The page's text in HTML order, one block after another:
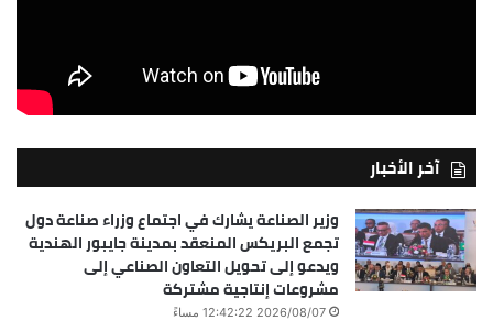
آخر الأخبار
وزير الصناعة يشارك في اجتماع وزراء صناعة دول
تجمع البريكس المنعقد بمدينة جايبور الهندية
ويدعو إلى تحويل التعاون الصناعي إلى
مشروعات إنتاجية مشتركة
2026/08/07 12:42:22 مساءً